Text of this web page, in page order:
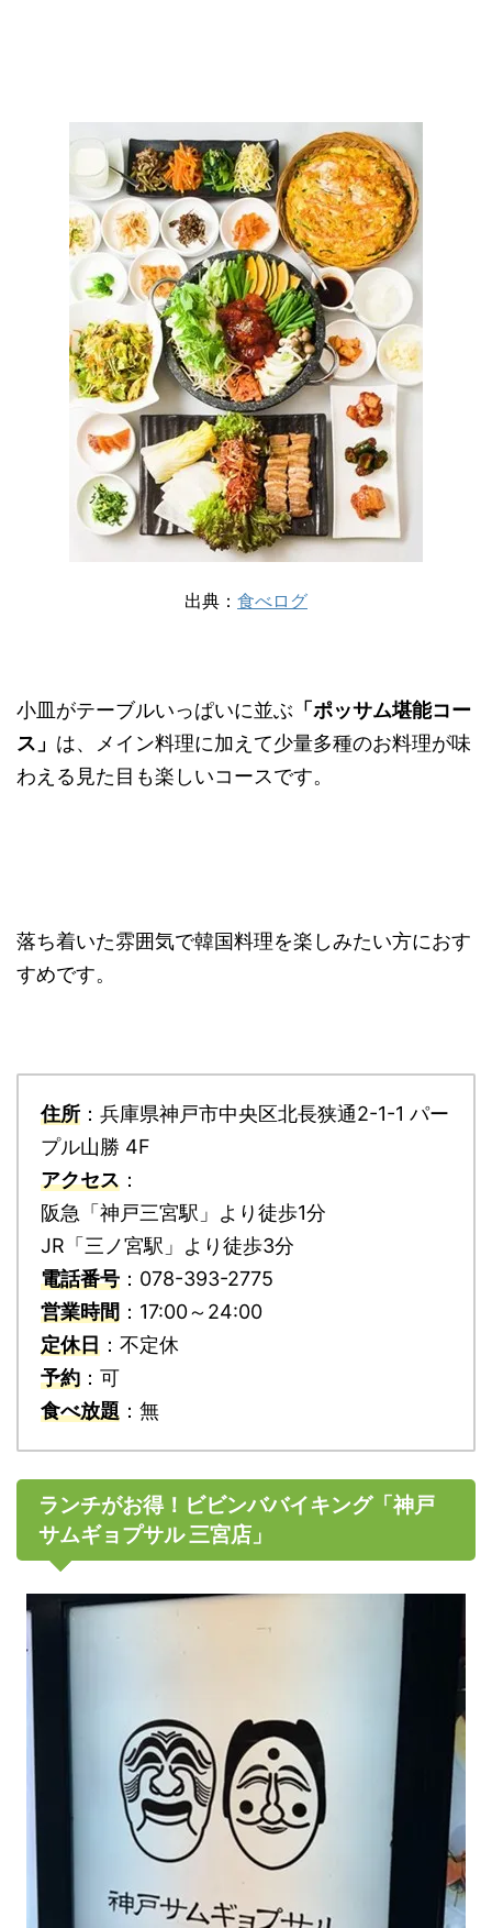
出典： 食べログ
小皿がテーブルいっぱいに並ぶ 「ポッサム堪能コー
ス」 は、メイン料理に加えて少量多種のお料理が味
わえる見た目も楽しいコースです。
落ち着いた雰囲気で韓国料理を楽しみたい方におす
すめです。
住所 ：兵庫県神戸市中央区北長狭通2-1-1 パー
プル山勝 4F
アクセス ：
阪急「神戸三宮駅」より徒歩1分
JR「三ノ宮駅」より徒歩3分
電話番号 ：078-393-2775
営業時間 ：17:00～24:00
定休日 ：不定休
予約 ：可
食べ放題 ：無
ランチがお得！ビビンババイキング「神戸
サムギョプサル 三宮店」